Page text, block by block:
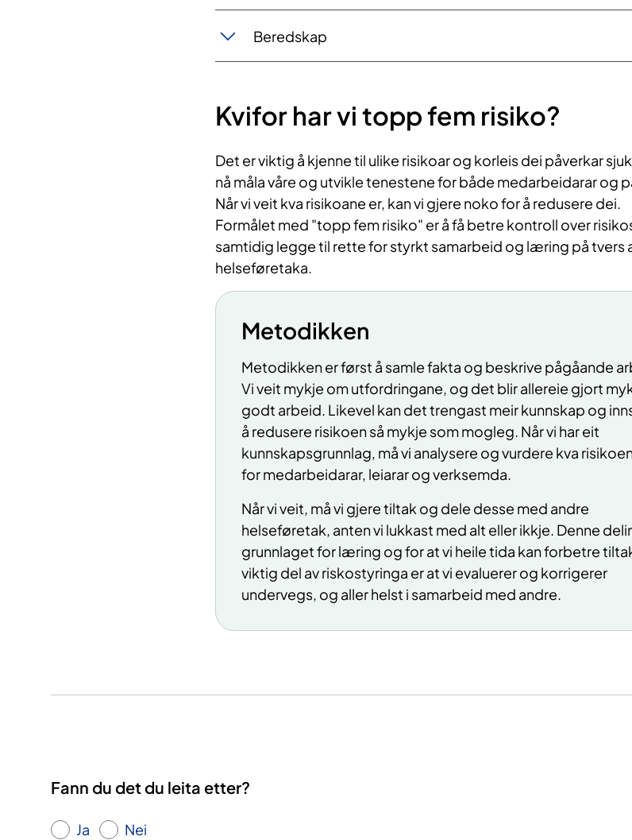
Beredskap
Kvifor har vi topp fem risiko?
Det er viktig å kjenne til ulike risikoar og korleis dei påverkar
nå måla våre og utvikle tenestene for både medarbeidarar og
Når vi veit kva risikoane er, kan vi gjere noko for å redusere dei.
Formålet med "topp fem risiko" er å få betre kontroll over
samtidig legge til rette for styrkt samarbeid og læring på tvers
helseføretaka.
Metodikken
Metodikken er først å samle fakta og beskrive pågåande
Vi veit mykje om utfordringane, og det blir allereie gjort
godt arbeid. Likevel kan det trengast meir kunnskap og
å redusere risikoen så mykje som mogleg. Når vi har eit
kunnskapsgrunnlag, må vi analysere og vurdere kva
for medarbeidarar, leiarar og verksemda.
Når vi veit, må vi gjere tiltak og dele desse med andre
helseføretak, anten vi lukkast med alt eller ikkje. Denne
grunnlaget for læring og for at vi heile tida kan forbetre
viktig del av riskostyringa er at vi evaluerer og korrigerer
undervegs, og aller helst i samarbeid med andre.
Fann du det du leita etter?
Ja Nei